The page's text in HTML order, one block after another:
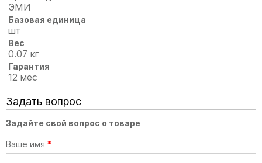
ЭМИ
Базовая единица
шт
Вес
0.07 кг
Гарантия
12 мес
Задать вопрос
Задайте свой вопрос о товаре
Ваше имя *